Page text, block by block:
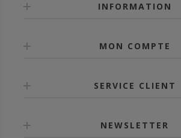
INFORMATION
MON COMPTE
SERVICE CLIENT
NEWSLETTER